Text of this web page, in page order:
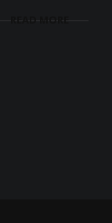
READ MORE